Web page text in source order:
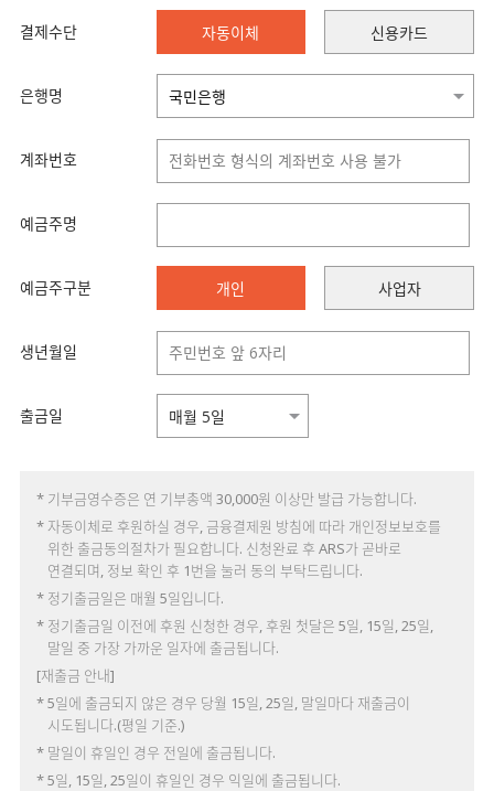
결제수단 자동이체 신용카드
은행명
계좌번호
예금주명
예금주구분 개인 사업자
생년월일
출금일
* 기부금영수증은 연 기부총액 30,000원 이상만 발급 가능합니다.
* 자동이체로 후원하실 경우, 금융결제원 방침에 따라 개인정보보호를
위한 출금동의절차가 필요합니다. 신청완료 후 ARS가 곧바로
연결되며, 정보 확인 후 1번을 눌러 동의 부탁드립니다.
* 정기출금일은 매월 5일입니다.
* 정기출금일 이전에 후원 신청한 경우, 후원 첫달은 5일, 15일, 25일,
말일 중 가장 가까운 일자에 출금됩니다.
[재출금 안내]
* 5일에 출금되지 않은 경우 당월 15일, 25일, 말일마다 재출금이
시도됩니다.(평일 기준.)
* 말일이 휴일인 경우 전일에 출금됩니다.
* 5일, 15일, 25일이 휴일인 경우 익일에 출금됩니다.